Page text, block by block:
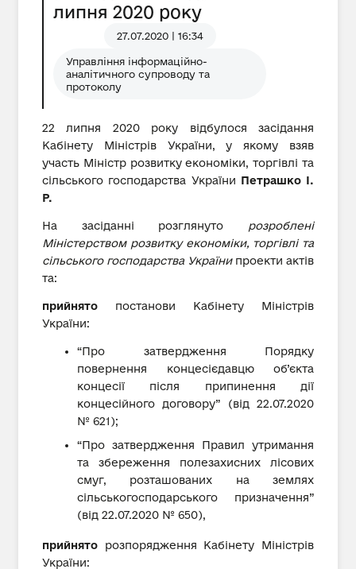
липня 2020 року
27.07.2020 | 16:34
Управління інформаційно-
аналітичного супроводу та
протоколу
22 липня 2020 року відбулося засідання
Кабінету Міністрів України, у якому взяв
участь Міністр розвитку економіки, торгівлі та
сільського господарства України Петрашко І.
Р.
На засіданні розглянуто розроблені
Міністерством розвитку економіки, торгівлі та
сільського господарства Українипроекти актів
та:
прийнято постанови Кабінету Міністрів
України:
“Про затвердження Порядку
повернення концесієдавцю об’єкта
концесії після припинення дії
концесійного договору” (від 22.07.2020
№ 621);
“Про затвердження Правил утримання
та збереження полезахисних лісових
смуг, розташованих на землях
сільськогосподарського призначення”
(від 22.07.2020 № 650),
прийнято розпорядження Кабінету Міністрів
України: